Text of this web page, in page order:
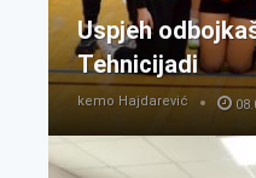
Uspjeh
Tehnicijadi
kemo Hajdarević